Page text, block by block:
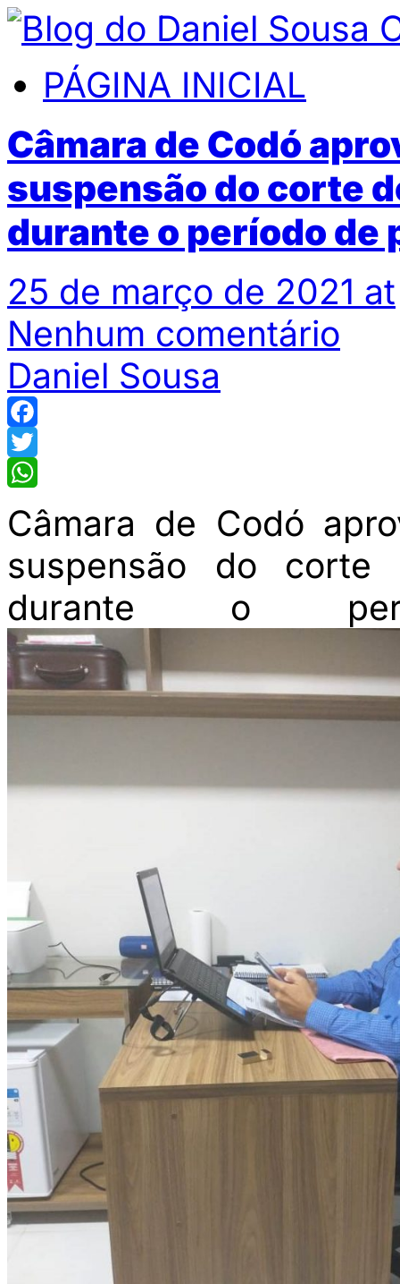
PÁGINA INICIAL
Câmara de Codó
suspensão do corte
durante o período de
25 de março de 2021 at
Nenhum comentário
Daniel Sousa
Facebook
Twitter
Câmara de Codó
suspensão do corte
durante o